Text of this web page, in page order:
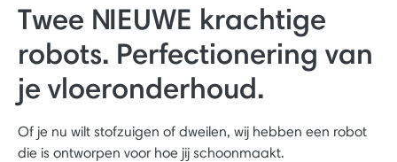
Twee NIEUWE krachtige
robots. Perfectionering van
je vloeronderhoud.
Of je nu wilt stofzuigen of dweilen, wij hebben een robot
die is ontworpen voor hoe jij schoonmaakt.